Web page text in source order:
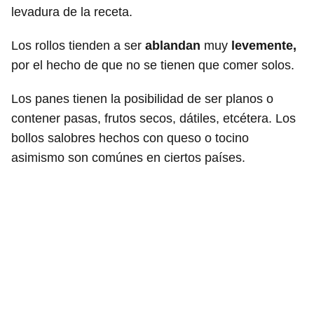
levadura de la receta.
Los rollos tienden a ser ablandan muy levemente,
por el hecho de que no se tienen que comer solos.
Los panes tienen la posibilidad de ser planos o
contener pasas, frutos secos, dátiles, etcétera. Los
bollos salobres hechos con queso o tocino
asimismo son comúnes en ciertos países.